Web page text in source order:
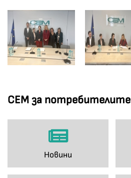
СЕМ за потребителите
Новини